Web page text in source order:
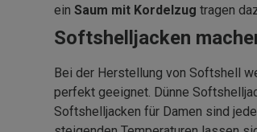
ein Saum mit Kordelzug tragen
Softshelljacken
Bei der Herstellung von Softshell
perfekt geeignet. Dünne
Softshelljacken für Damen sind